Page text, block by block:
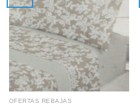
OFERTAS REBAJAS